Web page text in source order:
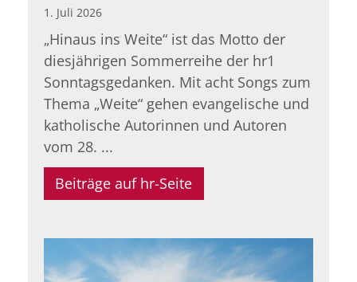
1. Juli 2026
„Hinaus ins Weite“ ist das Motto der
diesjährigen Sommerreihe der hr1
Sonntagsgedanken. Mit acht Songs zum
Thema „Weite“ gehen evangelische und
katholische Autorinnen und Autoren
vom 28. ...
Beiträge auf hr-Seite